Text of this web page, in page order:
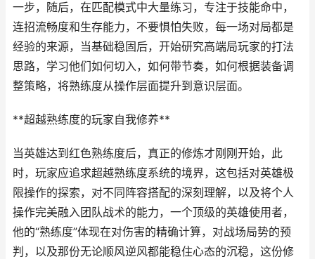
一步，随后，在匹配模式中大量练习，专注于技能命中，
连招流畅度和生存能力，不要惧怕失败，每一场对局都是
经验的来源，当基础稳固后，开始研究高端局玩家的打法
思路，学习他们如何切入，如何带节奏，如何根据装备调
整策略，将熟练度从操作层面提升到意识层面。
**超越熟练度的玩家自我修养**
当英雄达到红色熟练度后，真正的修炼才刚刚开始，此
时，玩家应追求超越熟练度系统的境界，这包括对英雄极
限操作的探索，对不同阵容搭配的深刻理解，以及将个人
操作完美融入团队战术的能力，一个顶级的英雄使用者，
他的“熟练度”体现在对伤害的精确计算，对战场局势的预
判，以及那份无论顺风逆风都能稳住心态的沉稳，这份修